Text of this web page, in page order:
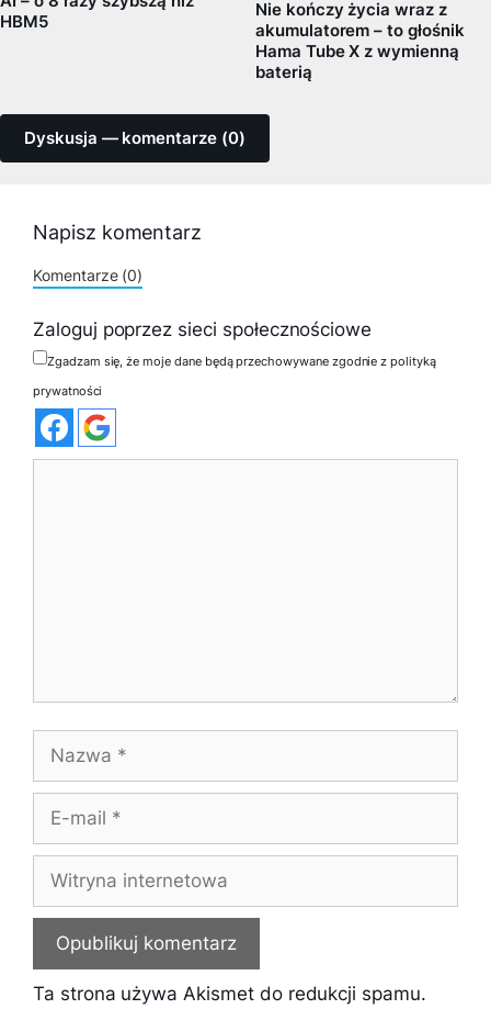
HBM5
Nie kończy życia wraz z
akumulatorem – to głośnik
Hama Tube X z wymienną
baterią
Dyskusja — komentarze (0)
Napisz komentarz
Komentarze (0)
Zaloguj poprzez sieci społecznościowe
Zgadzam się, że moje dane będą przechowywane zgodnie z polityką
prywatności
Nazwa
Witryna
internetowa
Ta strona używa Akismet do redukcji spamu.